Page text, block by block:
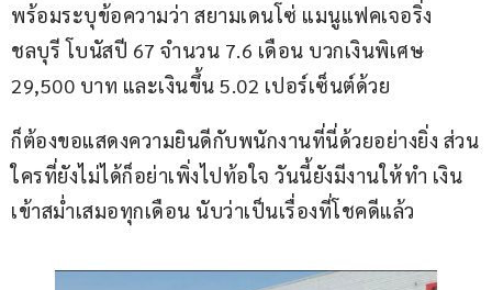
พร้อมระบุข้อความว่า สยามเดนโซ่ แมนูแฟคเจอริ่ง
ชลบุรี โบนัสปี 67 จำนวน 7.6 เดือน บวกเงินพิเศษ
29,500 บาท และเงินขึ้น 5.02 เปอร์เซ็นต์ด้วย
ก็ต้องขอแสดงความยินดีกับพนักงานที่นี่ด้วยอย่างยิ่ง ส่วน
ใครที่ยังไม่ได้ก็อย่าเพิ่งไปท้อใจ วันนี้ยังมีงานให้ทำ เงิน
เข้าสม่ำเสมอทุกเดือน นับว่าเป็นเรื่องที่โชคดีแล้ว